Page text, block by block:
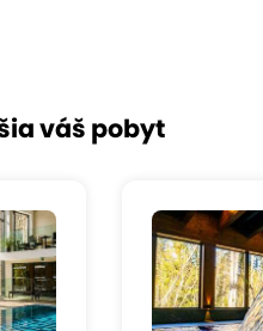
váš pobyt